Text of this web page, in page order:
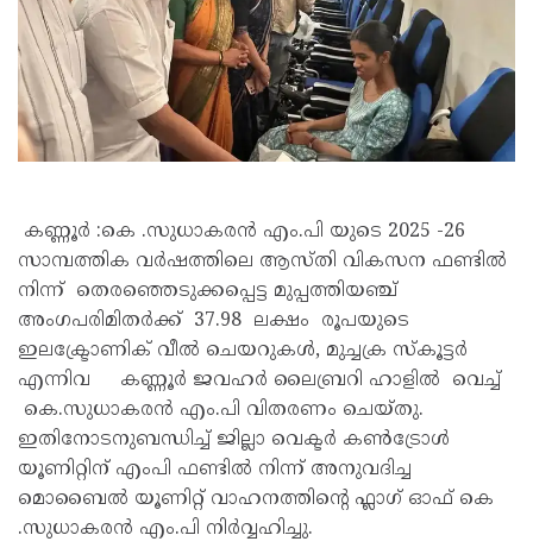
കണ്ണൂർ :കെ .സുധാകരൻ എം.പി യുടെ 2025 -26
സാമ്പത്തിക വർഷത്തിലെ ആസ്തി വികസന ഫണ്ടിൽ
നിന്ന് തെരഞ്ഞെടുക്കപ്പെട്ട മുപ്പത്തിയഞ്ച്
അംഗപരിമിതർക്ക് 37.98 ലക്ഷം രൂപയുടെ
ഇലക്ട്രോണിക് വീൽ ചെയറുകൾ, മുച്ചക്ര സ്കൂട്ടർ
എന്നിവ കണ്ണൂർ ജവഹർ ലൈബ്രറി ഹാളിൽ വെച്ച്
കെ.സുധാകരൻ എം.പി വിതരണം ചെയ്തു.
ഇതിനോടനുബന്ധിച്ച് ജില്ലാ വെക്ടർ കൺട്രോൾ
യൂണിറ്റിന് എംപി ഫണ്ടിൽ നിന്ന് അനുവദിച്ച
മൊബൈൽ യൂണിറ്റ് വാഹനത്തിന്റെ ഫ്ലാഗ് ഓഫ് കെ
.സുധാകരൻ എം.പി നിർവ്വഹിച്ചു.